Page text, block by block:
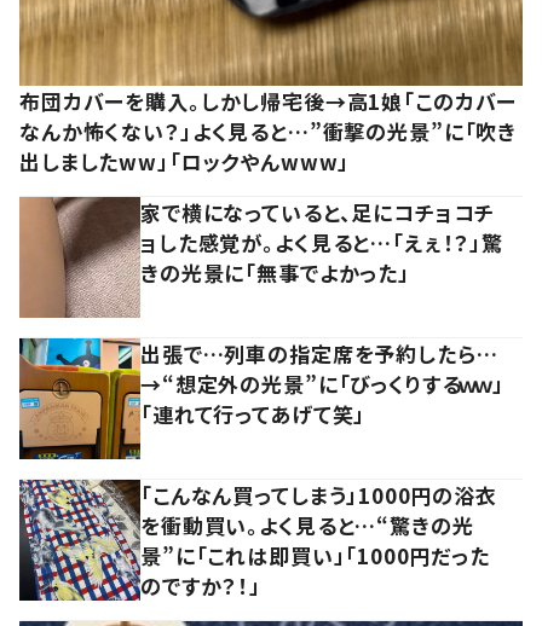
布団カバーを購入。しかし帰宅後→高1娘「このカバー
なんか怖くない？」よく見ると…”衝撃の光景”に「吹き
出しましたww」「ロックやんwww」
家で横になっていると、足にコチョコチ
ョした感覚が。よく見ると…「えぇ！？」驚
きの光景に「無事でよかった」
出張で…列車の指定席を予約したら…
→“想定外の光景”に「びっくりするｗｗ」
「連れて行ってあげて笑」
「こんなん買ってしまう」1000円の浴衣
を衝動買い。よく見ると…“驚きの光
景”に「これは即買い」「1000円だった
のですか？！」